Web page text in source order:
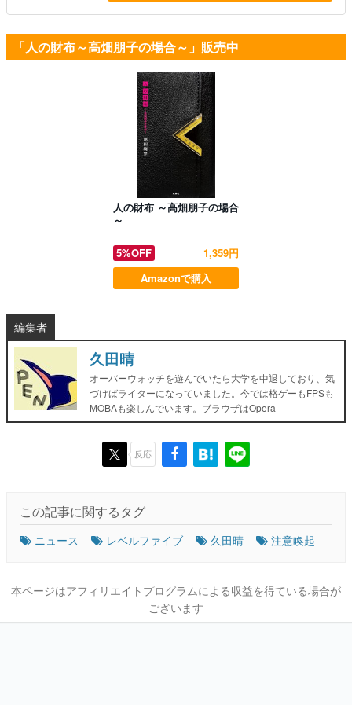
「人の財布～高畑朋子の場合～」販売中
人の財布 ～高畑朋子の場合
～
5%OFF
1,359円
Amazonで購入
編集者
久田晴
オーバーウォッチを遊んでいたら大学を中退しており、気
づけばライターになっていました。今では格ゲーもFPSも
MOBAも楽しんでいます。ブラウザはOpera
反応
この記事に関するタグ
ニュース レベルファイブ 久田晴 注意喚起
本ページはアフィリエイトプログラムによる収益を得ている場合が
ございます